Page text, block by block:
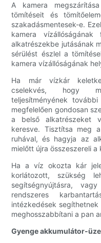
A kamera
tömítéseit és
szakadásmentesek-e.
kamera
alkatrészekbe jutásának
sérülést észlel a
kamera vízállóságának
Ha már vízkár
cselekvés, hogy
teljesítményének
megfelelően gondosan
a belső alkatrészeket
keresve. Tisztítsa meg
ruhával, és hagyja az
mielőtt újra összeszereli a
Ha a víz okozta kár
korlátozott, szükség
segítségnyújtásra,
rendszeres
intézkedések
meghosszabbítani a pan
Gyenge akkumulátor-